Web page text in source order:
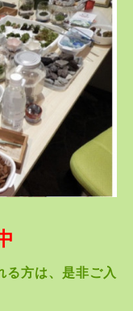
る方は、是非ご入